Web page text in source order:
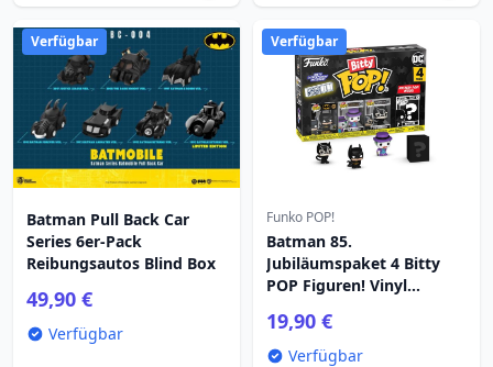
Verfügbar
Batman Pull Back Car
Series 6er-Pack
Reibungsautos Blind Box
49,90 €
Verfügbar
Verfügbar
Funko POP!
Batman 85.
Jubiläumspaket 4 Bitty
POP Figuren! Vinyl
19,90 €
Verfügbar